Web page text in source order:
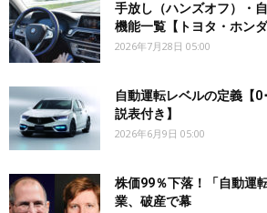
手放し（ハンズオフ）・
機能一覧【トヨタ・ホン
2026年7月28日 05:00
自動運転レベルの定義【
説表付き】
2026年6月9日 05:00
株価99％下落！「自動運
業、破産で幕